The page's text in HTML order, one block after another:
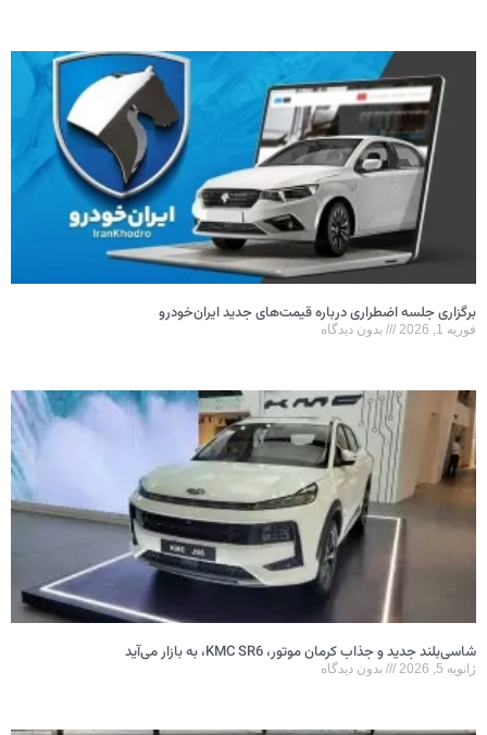
برگزاری جلسه اضطراری درباره قیمت‌های جدید ایران‌خودرو
فوریه 1, 2026 بدون دیدگاه
شاسی‌بلند جدید و جذاب کرمان موتور، KMC SR6، به بازار می‌آید
ژانویه 5, 2026 بدون دیدگاه